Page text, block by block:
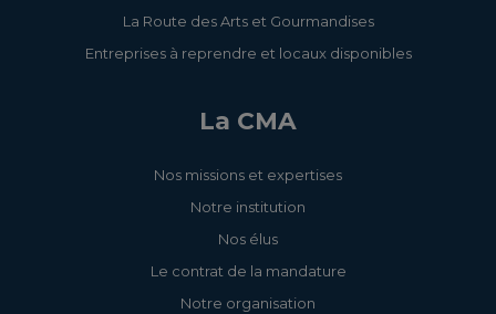
La Route des Arts et Gourmandises
Entreprises à reprendre et locaux disponibles
La CMA
Nos missions et expertises
Notre institution
Nos élus
Le contrat de la mandature
Notre organisation